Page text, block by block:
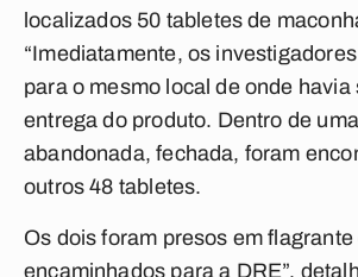
localizados 50 tabletes de
“Imediatamente, os
para o mesmo local de onde
entrega do produto. Dentro de
abandonada, fechada, foram
outros 48 tabletes.
Os dois foram presos em flagrante
encaminhados para a DRE”,